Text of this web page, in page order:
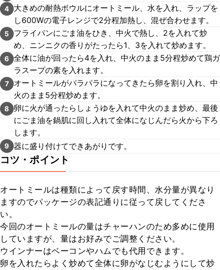
4
大きめの耐熱ボウルにオートミール、水を入れ、ラップを
し600Wの電子レンジで2分程加熱し、混ぜ合わせます。
5
フライパンにごま油をひき、中火で熱し、2を入れて炒
め、ニンニクの香りがたったら1、3を入れて炒めます。
6 全体に油が回ったら4を入れ、中火のまま5分程炒めて鶏ガ
ラスープの素を入れます。
7
オートミールがパラパラになってきたら卵を割り入れ、中
火のまま5分程炒めます。
8
卵に火が通ったらしょうゆを入れて中火のまま炒め、最後
にごま油を鍋肌に回し入れて全体になじんだら火から下ろ
します。
9 器に盛り付けてできあがりです。
コツ・ポイント
オートミールは種類によって戻す時間、水分量が異なり
ますのでパッケージの表記通りに従って戻してくださ
い。
今回のオートミールの量はチャーハンのため多めに使用
していますが、量はお好みでご調整ください。
ウインナーはベーコンやハムでも代用できます。
卵を入れたらよく炒めて全体に卵がなじむようにして炒